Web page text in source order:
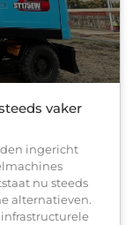
vaker
ingericht
nu steeds
alternatieven.